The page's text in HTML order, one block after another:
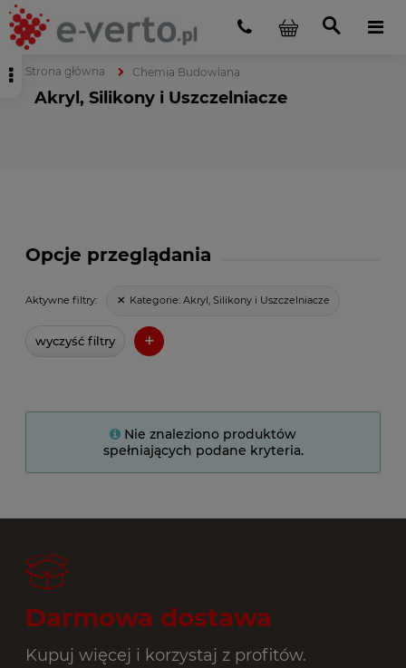
Strona główna Chemia Budowlana
Akryl, Silikony i Uszczelniacze
Opcje przeglądania
Aktywne filtry: Kategorie: Akryl, Silikony i Uszczelniacze
wyczyść filtry +
Nie znaleziono produktów
spełniających podane kryteria.
Darmowa dostawa
Kupuj więcej i korzystaj z profitów.